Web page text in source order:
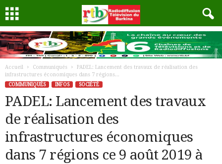
Accueil Communiqués
PADEL: Lancement des travaux de réalisation des
infrastructures économiques dans 7 régions...
COMMUNIQUÉS
INFOS SOCIÉTÉ
PADEL: Lancement des travaux
de réalisation des
infrastructures économiques
dans 7 régions ce 9 août 2019 à